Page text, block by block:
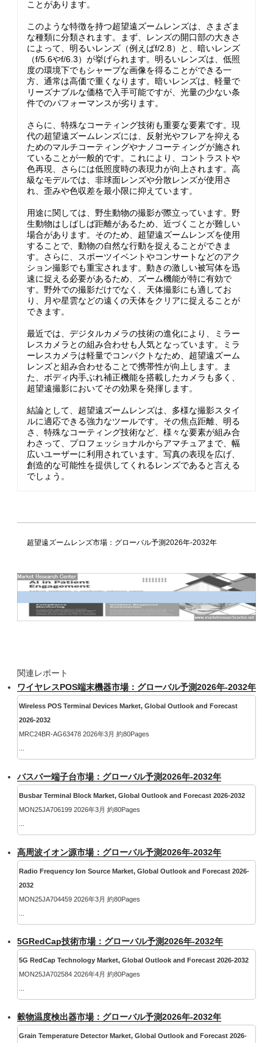
ことがあります。
このような特徴を持つ超望遠ズームレンズは、さまざま
な種類に分類されます。まず、レンズの開口部の大きさ
によって、明るいレンズ（例えばf/2.8）と、暗いレンズ
（f/5.6やf/6.3）が挙げられます。明るいレンズは、低照
度の環境下でもシャープな画像を得ることができる一
方、通常は高価で重くなります。暗いレンズは、軽量で
リーズナブルな価格で入手可能ですが、光量の少ない条
件でのパフォーマンスが劣ります。
さらに、特殊なコーティング技術も重要な要素です。現
代の超望遠ズームレンズには、反射光やフレアを抑える
ためのマルチコーティングやナノコーティングが施され
ていることが一般的です。これにより、コントラストや
色再現、さらには低照度時の表現力が向上されます。高
級なモデルでは、非球面レンズや分散レンズが使用さ
れ、歪みや色収差を最小限に抑えています。
用途に関しては、野生動物の撮影が際立っています。野
生動物はしばしば距離があるため、近づくことが難しい
場合があります。そのため、超望遠ズームレンズを使用
することで、動物の自然な行動を捉えることができま
す。さらに、スポーツイベントやコンサートなどのアク
ション撮影でも重宝されます。動きの激しい被写体を迅
速に捉える必要があるため、ズーム機能が特に有効で
す。野外での撮影だけでなく、天体撮影にも適してお
り、月や星雲などの遠くの天体をクリアに捉えることが
できます。
最近では、デジタルカメラの技術の進化により、ミラー
レスカメラとの組み合わせも人気となっています。ミラ
ーレスカメラは軽量でコンパクトなため、超望遠ズーム
レンズと組み合わせることで携帯性が向上します。ま
た、ボディ内手ぶれ補正機能を搭載したカメラも多く、
超望遠撮影においてその効果を発揮します。
結論として、超望遠ズームレンズは、多様な撮影スタイ
ルに適応できる強力なツールです。その焦点距離、明る
さ、特殊なコーティング技術など、様々な要素が組み合
わさって、プロフェッショナルからアマチュアまで、幅
広いユーザーに利用されています。写真の表現を広げ、
創造的な可能性を提供してくれるレンズであると言える
でしょう。
超望遠ズームレンズ市場：グローバル予測2026年-2032年
関連レポート
ワイヤレスPOS端末機器市場：グローバル予測2026年-2032年
Wireless POS Terminal Devices Market, Global Outlook and Forecast
2026-2032
MRC24BR-AG63478 2026年3月 約80Pages
バスバー端子台市場：グローバル予測2026年-2032年
Busbar Terminal Block Market, Global Outlook and Forecast 2026-2032
MON25JA706199 2026年3月 約80Pages
高周波イオン源市場：グローバル予測2026年-2032年
Radio Frequency Ion Source Market, Global Outlook and Forecast 2026-
2032
MON25JA704459 2026年3月 約80Pages
5GRedCap技術市場：グローバル予測2026年-2032年
5G RedCap Technology Market, Global Outlook and Forecast 2026-2032
MON25JA702584 2026年4月 約80Pages
穀物温度検出器市場：グローバル予測2026年-2032年
Grain Temperature Detector Market, Global Outlook and Forecast 2026-